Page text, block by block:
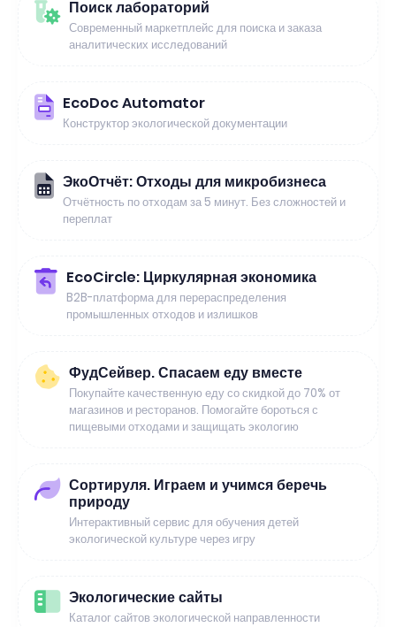
Поиск лабораторий
Современный маркетплейс для поиска и заказа
аналитических исследований
EcoDoc Automator
Конструктор экологической документации
ЭкоОтчёт: Отходы для микробизнеса
Отчётность по отходам за 5 минут. Без сложностей и
переплат
EcoCircle: Циркулярная экономика
B2B-платформа для перераспределения
промышленных отходов и излишков
ФудСейвер. Спасаем еду вместе
Покупайте качественную еду со скидкой до 70% от
магазинов и ресторанов. Помогайте бороться с
пищевыми отходами и защищать экологию
Сортируля. Играем и учимся беречь
природу
Интерактивный сервис для обучения детей
экологической культуре через игру
Экологические сайты
Каталог сайтов экологической направленности